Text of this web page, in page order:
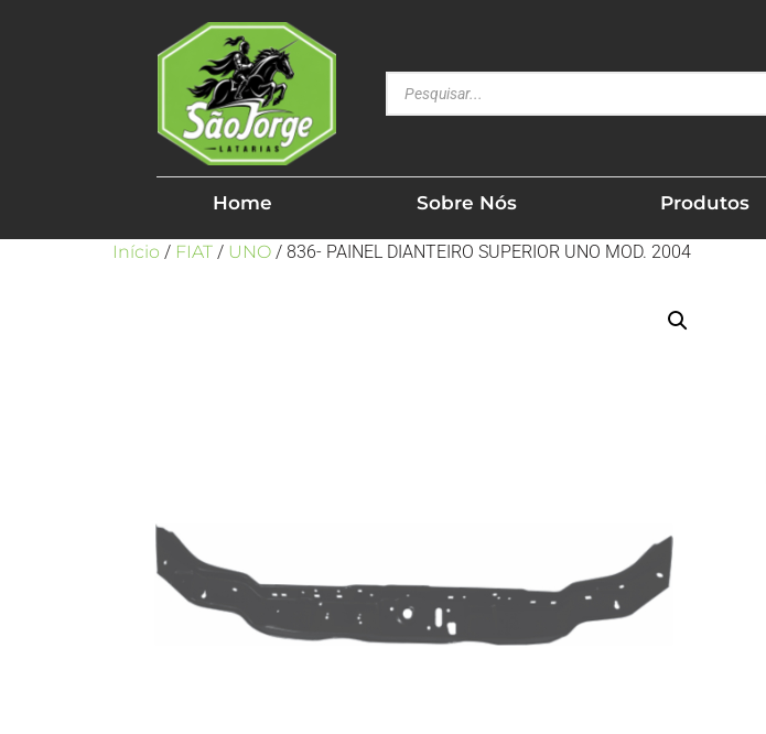
Home Sobre Nós Produtos
Início / FIAT / UNO / 836- PAINEL DIANTEIRO SUPERIOR UNO MOD. 2004